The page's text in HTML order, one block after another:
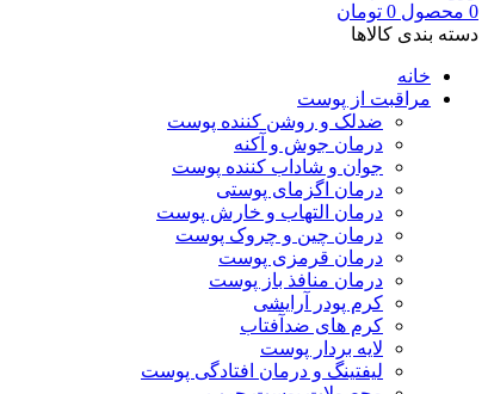
0 محصول 0 تومان
دسته بندی کالاها
خانه
مراقبت از پوست
ضدلک و روشن کننده پوست
درمان جوش و آکنه
جوان و شاداب کننده پوست
درمان اگزمای پوستی
درمان التهاب و خارش پوست
درمان چین و چروک پوست
درمان قرمزی پوست
درمان منافذ باز پوست
کرم پودر آرایشی
کرم های ضدآفتاب
لایه بردار پوست
لیفتینگ و درمان افتادگی پوست